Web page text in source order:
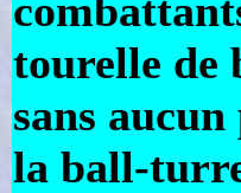
tourelle de
sans
la ball-